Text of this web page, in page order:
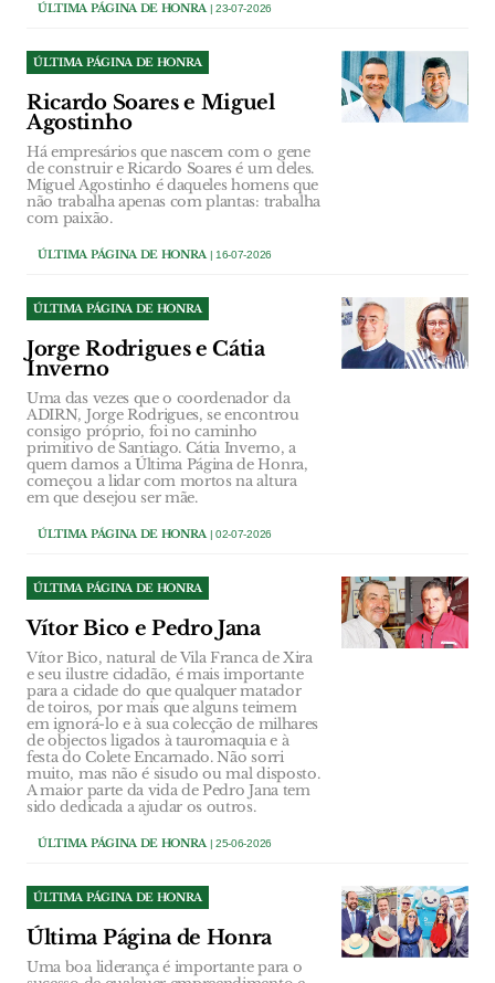
ÚLTIMA PÁGINA DE HONRA| 23-07-2026
ÚLTIMA PÁGINA DE HONRA
Ricardo Soares e Miguel
Agostinho
Há empresários que nascem com o gene
de construir e Ricardo Soares é um deles.
Miguel Agostinho é daqueles homens que
não trabalha apenas com plantas: trabalha
com paixão.
ÚLTIMA PÁGINA DE HONRA| 16-07-2026
ÚLTIMA PÁGINA DE HONRA
Jorge Rodrigues e Cátia
Inverno
Uma das vezes que o coordenador da
ADIRN, Jorge Rodrigues, se encontrou
consigo próprio, foi no caminho
primitivo de Santiago. Cátia Inverno, a
quem damos a Última Página de Honra,
começou a lidar com mortos na altura
em que desejou ser mãe.
ÚLTIMA PÁGINA DE HONRA| 02-07-2026
ÚLTIMA PÁGINA DE HONRA
Vítor Bico e Pedro Jana
Vítor Bico, natural de Vila Franca de Xira
e seu ilustre cidadão, é mais importante
para a cidade do que qualquer matador
de toiros, por mais que alguns teimem
em ignorá-lo e à sua colecção de milhares
de objectos ligados à tauromaquia e à
festa do Colete Encarnado. Não sorri
muito, mas não é sisudo ou mal disposto.
A maior parte da vida de Pedro Jana tem
sido dedicada a ajudar os outros.
ÚLTIMA PÁGINA DE HONRA| 25-06-2026
ÚLTIMA PÁGINA DE HONRA
Última Página de Honra
Uma boa liderança é importante para o